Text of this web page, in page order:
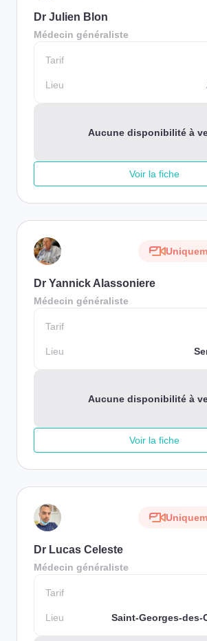
Dr Julien Blon
Médecin généraliste
Tarif
Lieu
Aucune disponibilité à
Voir la fiche
Dr Yannick Alassoniere
Médecin généraliste
Tarif
Lieu
Aucune disponibilité à
Voir la fiche
Dr Lucas Celeste
Médecin généraliste
Tarif
Lieu Saint-Georges-des-